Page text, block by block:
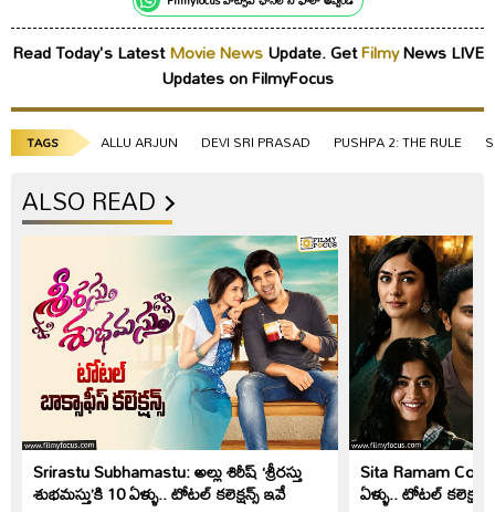
Read Today's LatestMovie NewsUpdate. GetFilmyNews LIVE
Updates on FilmyFocus
TAGS ALLU ARJUN DEVI SRI PRASAD PUSHPA 2: THE RULE
ALSO READ
Srirastu Subhamastu: అల్లు శిరీష్ ‘శ్రీరస్తు
శుభమస్తు’కి 10 ఏళ్ళు.. టోటల్ కలెక్షన్స్ ఇవే
Sita Ramam
ఏళ్ళు.. టోటల్